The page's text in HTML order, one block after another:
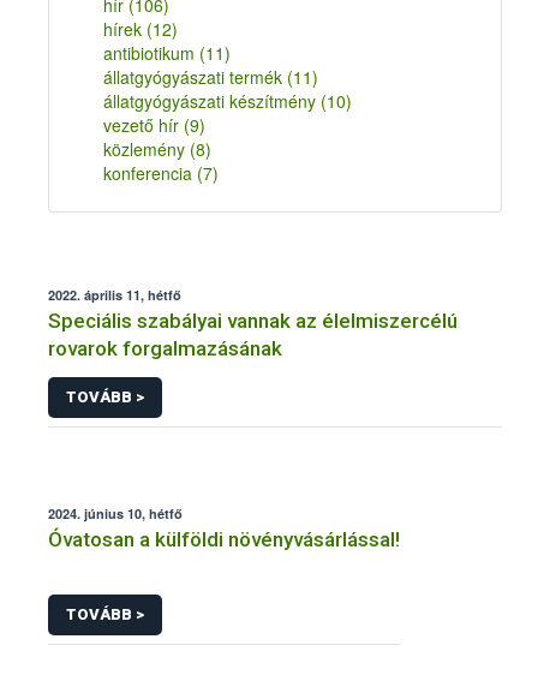
hír (106)
hírek (12)
antibiotikum (11)
állatgyógyászati termék (11)
állatgyógyászati készítmény (10)
vezető hír (9)
közlemény (8)
konferencia (7)
2022. április 11, hétfő
Speciális szabályai vannak az élelmiszercélú
rovarok forgalmazásának
TOVÁBB >
2024. június 10, hétfő
Óvatosan a külföldi növényvásárlással!
TOVÁBB >